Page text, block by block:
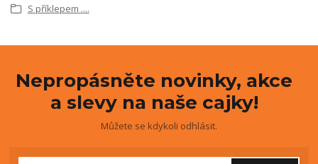
S příklepem ....
Nepropásněte novinky, akce
a slevy na naše cajky!
Můžete se kdykoli odhlásit.